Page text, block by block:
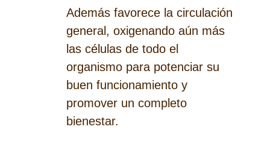
Además favorece la circulación
general, oxigenando aún más
las células de todo el
organismo para potenciar su
buen funcionamiento y
promover un completo
bienestar.